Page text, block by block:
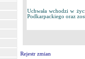
Uchwała wchodzi w
Podkarpackiego oraz
Rejestr zmian